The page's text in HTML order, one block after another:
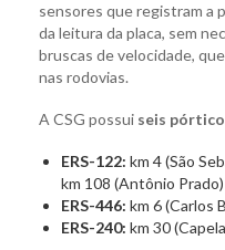
sensores que registram a
da leitura da placa, sem
bruscas de velocidade,
nas rodovias.
A CSG possui seis
ERS-122: km 4 (São
km 108 (Antônio
ERS-446: km 6 (Carlos
ERS-240: km 30